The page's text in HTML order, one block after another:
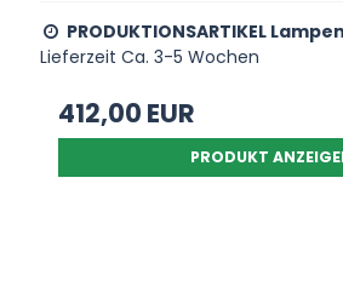
PRODUKTIONSARTIKEL Lampen
Lieferzeit Ca. 3-5 Wochen
412,00 EUR
PRODUKT